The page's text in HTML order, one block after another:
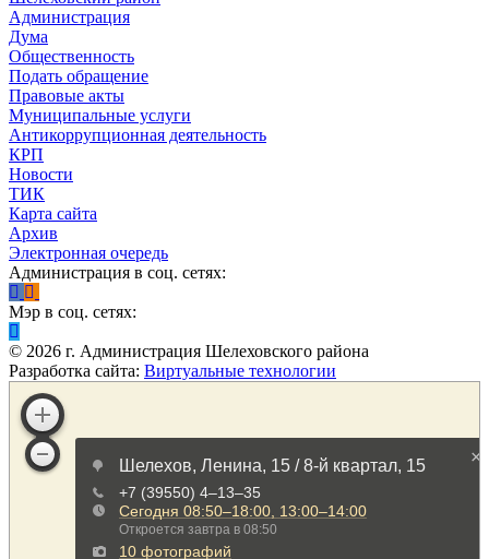
Администрация
Дума
Общественность
Подать обращение
Правовые акты
Муниципальные услуги
Антикоррупционная деятельность
КРП
Новости
ТИК
Карта сайта
Архив
Электронная очередь
Администрация в соц. сетях:
Мэр в соц. сетях:
© 2026 г. Администрация Шелеховского района
Разработка сайта: Виртуальные технологии